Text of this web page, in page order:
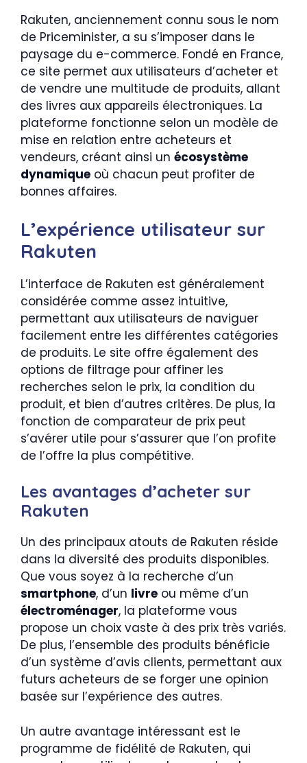
Rakuten, anciennement connu sous le nom
de Priceminister, a su s’imposer dans le
paysage du e-commerce. Fondé en France,
ce site permet aux utilisateurs d’acheter et
de vendre une multitude de produits, allant
des livres aux appareils électroniques. La
plateforme fonctionne selon un modèle de
mise en relation entre acheteurs et
vendeurs, créant ainsi un écosystème
dynamique où chacun peut profiter de
bonnes affaires.
L’expérience utilisateur sur
Rakuten
L’interface de Rakuten est généralement
considérée comme assez intuitive,
permettant aux utilisateurs de naviguer
facilement entre les différentes catégories
de produits. Le site offre également des
options de filtrage pour affiner les
recherches selon le prix, la condition du
produit, et bien d’autres critères. De plus, la
fonction de comparateur de prix peut
s’avérer utile pour s’assurer que l’on profite
de l’offre la plus compétitive.
Les avantages d’acheter sur
Rakuten
Un des principaux atouts de Rakuten réside
dans la diversité des produits disponibles.
Que vous soyez à la recherche d’un
smartphone, d’un livre ou même d’un
électroménager, la plateforme vous
propose un choix vaste à des prix très variés.
De plus, l’ensemble des produits bénéficie
d’un système d’avis clients, permettant aux
futurs acheteurs de se forger une opinion
basée sur l’expérience des autres.
Un autre avantage intéressant est le
programme de fidélité de Rakuten, qui